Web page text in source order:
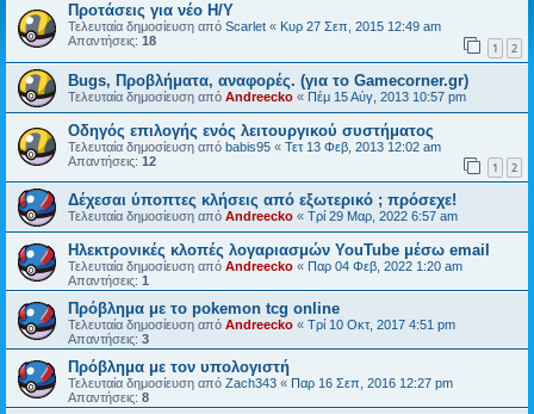
η
Προτάσεις για νέο Η/Υ
Τελευταία δημοσίευση από Scarlet « Κυρ 27 Σεπ, 2015 12:49 am
Απαντήσεις: 18 1 2
Bugs, Προβλήματα, αναφορές. (για το Gamecorner.gr)
Τελευταία δημοσίευση από Andreecko « Πέμ 15 Αύγ, 2013 10:57 pm
Οδηγός επιλογής ενός λειτουργικού συστήματος
Τελευταία δημοσίευση από babis95 « Τετ 13 Φεβ, 2013 12:02 am
Απαντήσεις: 12 1 2
Δέχεσαι ύποπτες κλήσεις από εξωτερικό ; πρόσεχε!
Τελευταία δημοσίευση από Andreecko « Τρί 29 Μαρ, 2022 6:57 am
Ηλεκτρονικές κλοπές λογαριασμών YouTube μέσω email
Τελευταία δημοσίευση από Andreecko « Παρ 04 Φεβ, 2022 1:20 am
Απαντήσεις: 1
Πρόβλημα με το pokemon tcg online
Τελευταία δημοσίευση από Andreecko « Τρί 10 Οκτ, 2017 4:51 pm
Απαντήσεις: 3
Πρόβλημα με τον υπολογιστή
Τελευταία δημοσίευση από Zach343 « Παρ 16 Σεπ, 2016 12:27 pm
Απαντήσεις: 8